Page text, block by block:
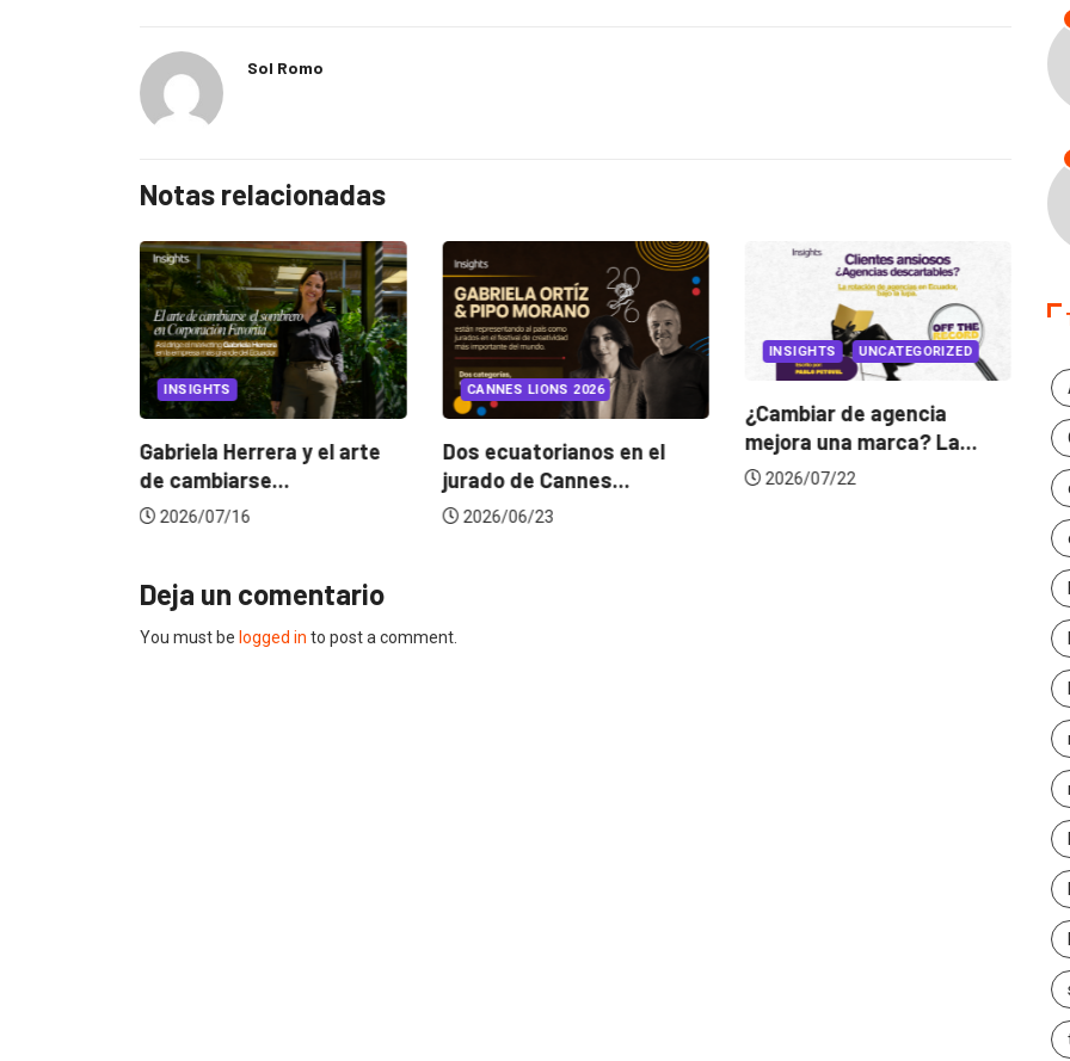
Sol Romo
Notas relacionadas
INSIGHTS
Gabriela Herrera y el arte
de cambiarse...
2026/07/16
CANNES LIONS 2026
Dos ecuatorianos en el
jurado de Cannes...
2026/06/23
INSIGHTS UNCATEGORIZED
¿Cambiar de agencia
mejora una marca? La...
2026/07/22
Deja un comentario
You must be logged in to post a comment.